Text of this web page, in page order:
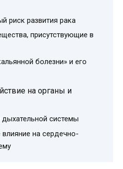
риск развития рака
присутствующие в
болезни» и его
на органы и
системы
влияние на сердечно-